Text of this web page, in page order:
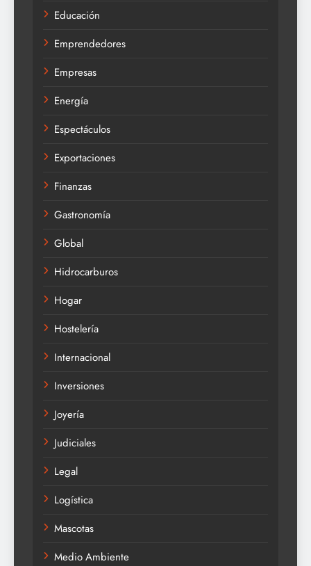
Educación
Emprendedores
Empresas
Energía
Espectáculos
Exportaciones
Finanzas
Gastronomía
Global
Hidrocarburos
Hogar
Hostelería
Internacional
Inversiones
Joyería
Judiciales
Legal
Logística
Mascotas
Medio Ambiente